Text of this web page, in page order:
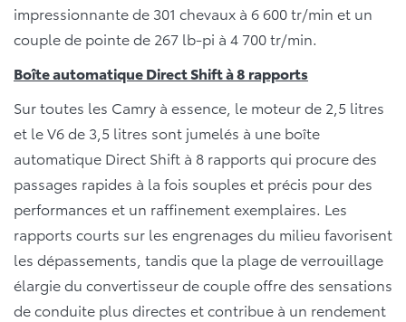
impressionnante de 301 chevaux à 6 600 tr/min et un
couple de pointe de 267 lb-pi à 4 700 tr/min.
Boîte automatique Direct Shift à 8 rapports
Sur toutes les Camry à essence, le moteur de 2,5 litres
et le V6 de 3,5 litres sont jumelés à une boîte
automatique Direct Shift à 8 rapports qui procure des
passages rapides à la fois souples et précis pour des
performances et un raffinement exemplaires. Les
rapports courts sur les engrenages du milieu favorisent
les dépassements, tandis que la plage de verrouillage
élargie du convertisseur de couple offre des sensations
de conduite plus directes et contribue à un rendement